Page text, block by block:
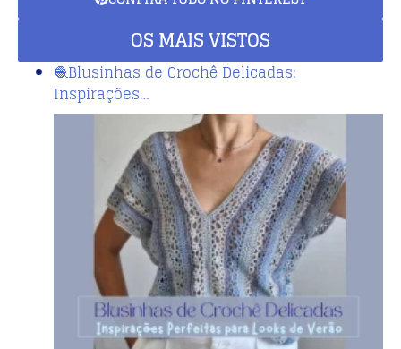
OS MAIS VISTOS
🧶Blusinhas de Crochê Delicadas:
Inspirações…